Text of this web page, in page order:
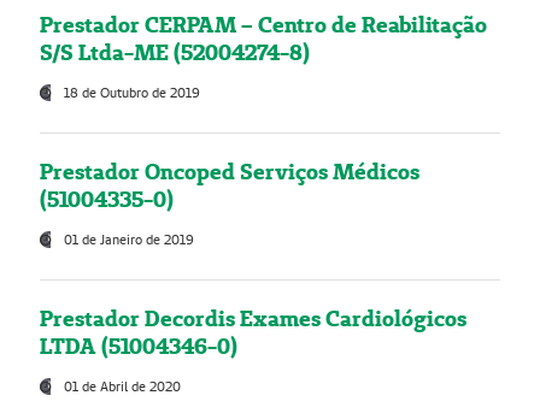
Prestador CERPAM – Centro de Reabilitação
S/S Ltda-ME (52004274-8)
18 de Outubro de 2019
Prestador Oncoped Serviços Médicos
(51004335-0)
01 de Janeiro de 2019
Prestador Decordis Exames Cardiológicos
LTDA (51004346-0)
01 de Abril de 2020